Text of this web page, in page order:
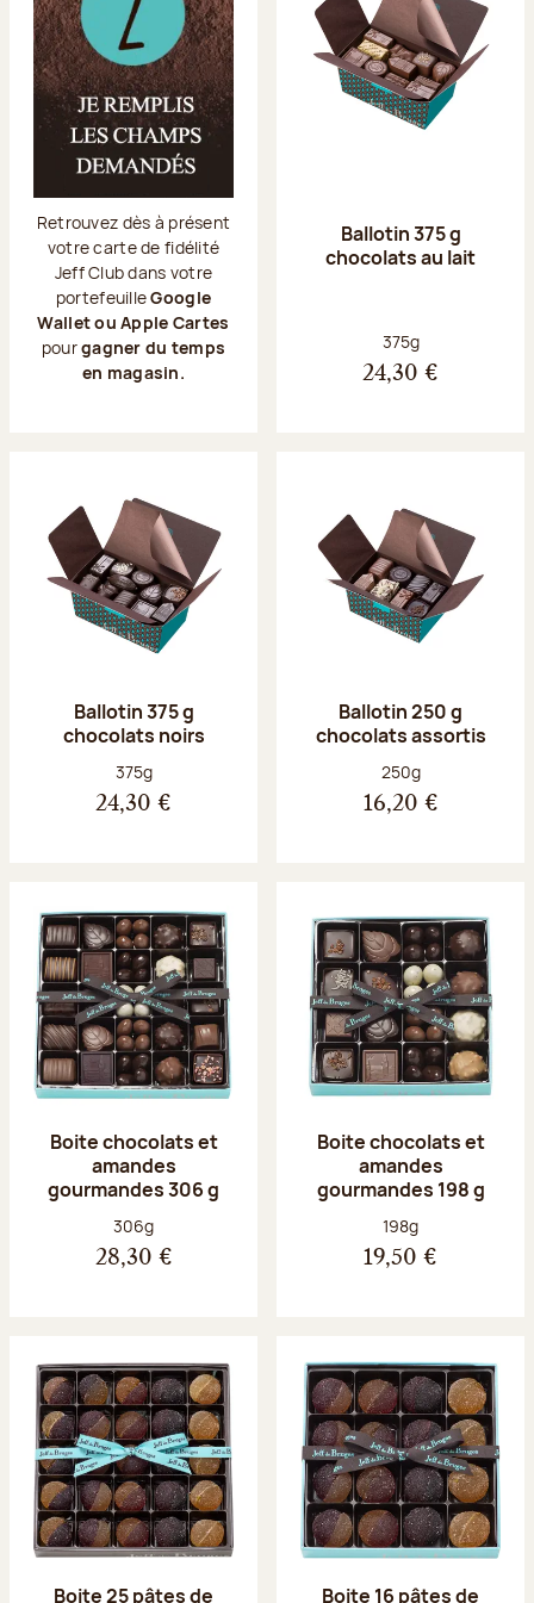
Retrouvez dès à présent
votre carte de fidélité
Jeff Club dans votre
portefeuilleGoogle
Wallet ou Apple Cartes
pourgagner du temps
en magasin.
Ballotin 375 g
chocolats au lait
Poids net :
375g
24,30 €
Ballotin 375 g
chocolats noirs
Poids net :
375g
24,30 €
Ballotin 250 g
chocolats assortis
Poids net :
250g
16,20 €
Boite chocolats et
amandes
gourmandes 306 g
Poids net :
306g
28,30 €
Boite chocolats et
amandes
gourmandes 198 g
Poids net :
198g
19,50 €
Boite 25 pâtes de Boite 16 pâtes de